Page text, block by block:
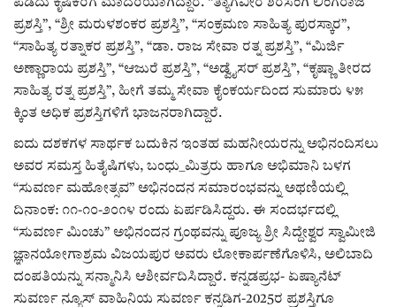
ಪಡೆದು ಕೃಷಿಕರಿಗೆ ಮಾದರಿಯಾಗಿದ್ದಾರೆ. “ತ್ಯಾಗವೀರ ಶಿರಸಂಗಿ ಲಿಂಗರಾಜ
ಪ್ರಶಸ್ತಿ”, “ಶ್ರೀ ಮರುಳಶಂಕರ ಪ್ರಶಸ್ತಿ”, “ಸಂಕ್ರಮಣ ಸಾಹಿತ್ಯ ಪುರಸ್ಕಾರ”,
“ಸಾಹಿತ್ಯ ರತ್ನಾಕರ ಪ್ರಶಸ್ತಿ”, “ಡಾ. ರಾಜ ಸೇವಾ ರತ್ನ ಪ್ರಶಸ್ತಿ”, “ಮಿರ್ಜಿ
ಅಣ್ಣಾರಾಯ ಪ್ರಶಸ್ತಿ”, “ಆಜುರೆ ಪ್ರಶಸ್ತಿ”, “ಅಡ್ವೈಸರ್ ಪ್ರಶಸ್ತಿ”, “ಕೃಷ್ಣಾ ತೀರದ
ಸಾಹಿತ್ಯ ರತ್ನ ಪ್ರಶಸ್ತಿ”, ಹೀಗೆ ತಮ್ಮ ಸೇವಾ ಕೈಂಕರ್ಯದಿಂದ ಸುಮಾರು ೪೫
ಕ್ಕಿಂತ ಅಧಿಕ ಪ್ರಶಸ್ತಿಗಳಿಗೆ ಭಾಜನರಾಗಿದ್ದಾರೆ.
ಐದು ದಶಕಗಳ ಸಾರ್ಥಕ ಬದುಕಿನ ಇಂತಹ ಮಹನೀಯರನ್ನು ಅಭಿನಂದಿಸಲು
ಅವರ ಸಮಸ್ತ ಹಿತೈಷಿಗಳು, ಬಂಧು_ಮಿತ್ರರು ಹಾಗೂ ಅಭಿಮಾನಿ ಬಳಗ
“ಸುವರ್ಣ ಮಹೋತ್ಸವ” ಅಭಿನಂದನ ಸಮಾರಂಭವನ್ನು ಅಥಣಿಯಲ್ಲಿ
ದಿನಾಂಕ: ೧೧-೧೦-೨೦೧೪ ರಂದು ಏರ್ಪಡಿಸಿದ್ದರು. ಈ ಸಂದರ್ಭದಲ್ಲಿ
“ಸುವರ್ಣ ಮಿಂಚು” ಅಭಿನಂದನ ಗ್ರಂಥವನ್ನು ಪೂಜ್ಯ ಶ್ರೀ ಸಿದ್ದೇಶ್ವರ ಸ್ವಾಮೀಜಿ
ಜ್ಞಾನಯೋಗಾಶ್ರಮ ವಿಜಯಪುರ ಅವರು ಲೋಕಾರ್ಪಣೆಗೊಳಿಸಿ, ಅಲಿಬಾದಿ
ದಂಪತಿಯನ್ನು ಸನ್ಮಾನಿಸಿ ಆಶೀರ್ವದಿಸಿದ್ದಾರೆ. ಕನ್ನಡಪ್ರಭ- ಏಷ್ಯಾನೆಟ್
ಸುವರ್ಣ ನ್ಯೂಸ್ ವಾಹಿನಿಯ ಸುವರ್ಣ ಕನ್ನಡಿಗ-2025ರ ಪ್ರಶಸ್ತಿಗೂ